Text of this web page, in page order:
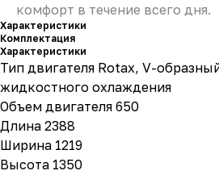
комфорт в течение всего дня.
Характеристики
Комплектация
Характеристики
Тип двигателя Rotax, V-
жидкостного охлаждения
Объем двигателя 650
Длина 2388
Ширина 1219
Высота 1350